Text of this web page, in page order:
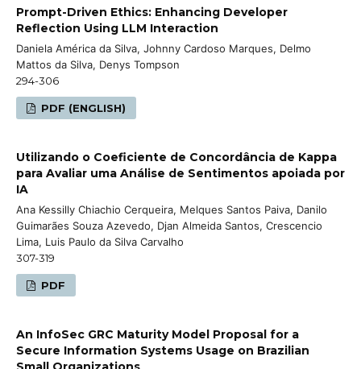
Prompt-Driven Ethics: Enhancing Developer
Reflection Using LLM Interaction
Daniela América da Silva, Johnny Cardoso Marques, Delmo
Mattos da Silva, Denys Tompson
294-306
PDF (ENGLISH)
Utilizando o Coeficiente de Concordância de Kappa
para Avaliar uma Análise de Sentimentos apoiada por
IA
Ana Kessilly Chiachio Cerqueira, Melques Santos Paiva, Danilo
Guimarães Souza Azevedo, Djan Almeida Santos, Crescencio
Lima, Luis Paulo da Silva Carvalho
307-319
PDF
An InfoSec GRC Maturity Model Proposal for a
Secure Information Systems Usage on Brazilian